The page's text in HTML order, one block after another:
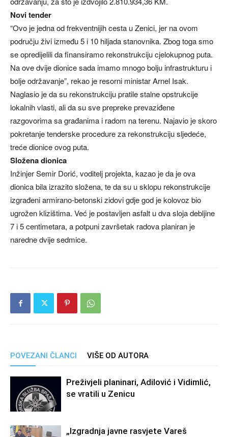
Novi tender
“Ovo je jedna od frekventnijih cesta u Zenici, jer na ovom
području živi između 5 i 10 hiljada stanovnika. Zbog toga smo
se opredijelili da finansiramo rekonstrukciju cjelokupnog puta.
Na ove dvije dionice sada imamo mnogo bolju infrastrukturu i
bolje održavanje”, rekao je resorni ministar Arnel Isak.
Naglasio je da su rekonstrukciju pratile stalne opstrukcije
lokalnih vlasti, ali da su sve prepreke prevaziđene
razgovorima sa građanima i radom na terenu. Najavio je skoro
pokretanje tenderske procedure za rekonstrukciju sljedeće,
treće dionice ovog puta.
Složena dionica
Inžinjer Semir Dorić, voditelj projekta, kazao je da je ova
dionica bila izrazito složena, te da su u sklopu rekonstrukcije
izgrađeni armirano-betonski zidovi gdje god je kolovoz bio
ugrožen klizištima. Već je postavljen asfalt u dva sloja debljine
7 i 5 centimetara, a potpuni završetak radova planiran je
naredne dvije sedmice.
POVEZANI ČLANCI VIŠE OD AUTORA
Preživjeli planinari, Adilović i Vidimlić,
se vratili u Zenicu
„Izgradnja javne rasvjete Vareš